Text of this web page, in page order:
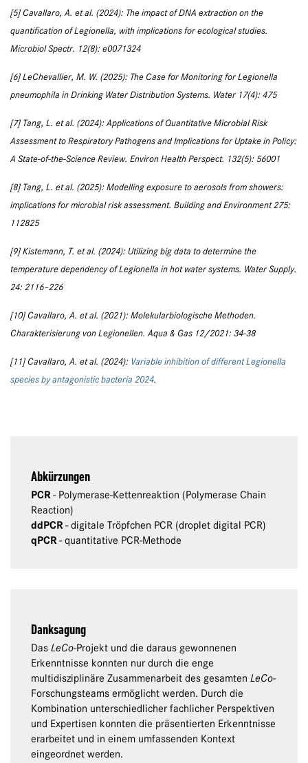
[5] Cavallaro, A. et al. (2024): The impact of DNA extraction on the
quantification of Legionella, with implications for ecological studies.
Microbiol Spectr. 12(8): e0071324
[6] LeChevallier, M. W. (2025): The Case for Monitoring for Legionella
pneumophila in Drinking Water Distribution Systems. Water 17(4): 475
[7] Tang, L. et al. (2024): Applications of Quantitative Microbial Risk
Assessment to Respiratory Pathogens and Implications for Uptake in Policy:
A State-of-the-Science Review. Environ Health Perspect. 132(5): 56001
[8] Tang, L. et al. (2025): Modelling exposure to aerosols from showers:
implications for microbial risk assessment. Building and Environment 275:
112825
[9] Kistemann, T. et al. (2024): Utilizing big data to determine the
temperature dependency of Legionella in hot water systems. Water Supply.
24: 2116–226
[10] Cavallaro, A. et al. (2021): Molekularbiologische Methoden.
Charakterisierung von Legionellen. Aqua & Gas 12/2021: 34-38
[11] Cavallaro, A. et al. (2024): Variable inhibition of different Legionella
species by antagonistic bacteria 2024.
Abkürzungen
PCR- Polymerase-Kettenreaktion (Polymerase Chain
Reaction)
ddPCR- digitale Tröpfchen PCR (droplet digital PCR)
qPCR- quantitative PCR-Methode
Danksagung
Das LeCo-Projekt und die daraus gewonnenen
Erkenntnisse konnten nur durch die enge
multidisziplinäre Zusammenarbeit des gesamten LeCo-
Forschungsteams ermöglicht werden. Durch die
Kombination unterschiedlicher fachlicher Perspektiven
und Expertisen konnten die präsentierten Erkenntnisse
erarbeitet und in einem umfassenden Kontext
eingeordnet werden.